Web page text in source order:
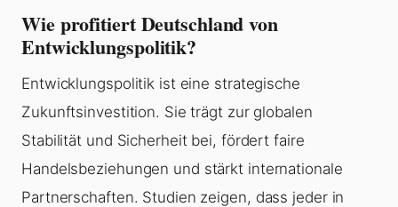
Wie profitiert Deutschland von
Entwicklungspolitik?
Entwicklungspolitik ist eine strategische
Zukunftsinvestition. Sie trägt zur globalen
Stabilität und Sicherheit bei, fördert faire
Handelsbeziehungen und stärkt internationale
Partnerschaften. Studien zeigen, dass jeder in